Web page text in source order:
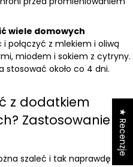
wiele domowych
połączyć z mlekiem i oliwą
miodem i sokiem z cytryny.
stosować około co 4 dni.
z dodatkiem
Zastosowanie
szaleć i tak naprawdę
★ Recenzje